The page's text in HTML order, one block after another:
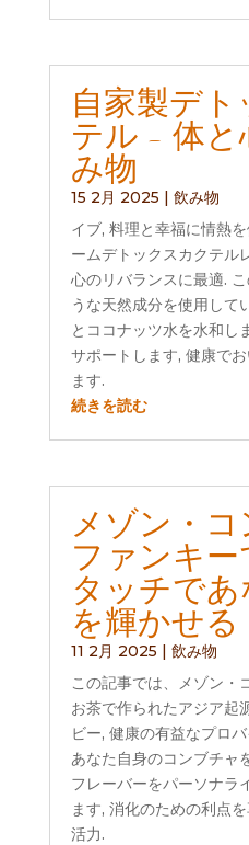
自家製デト
テル - 体と
み物
15 2月 2025 | 飲み物
イブ, 料理と幸福に情熱
ームデトックスカクテル
心のリバランスに最適.
うな天然成分を使用して
とココナッツ水を水和し
サポートします, 健康で
ます.
続きを読む
メゾン・
ファンキー
タッチで
を輝かせる
11 2月 2025
飲み物
この記事では、メゾン・
お茶で作られたアジア起
ビー, 健康の有益なプロ
あなた自身のコンブチャ
フレーバーをパーソナラ
ます, 消化のための利点
活力.